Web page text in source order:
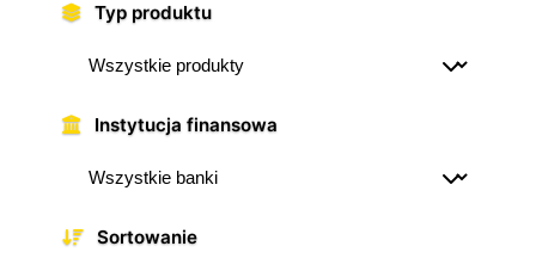
Typ produktu
Instytucja finansowa
Sortowanie